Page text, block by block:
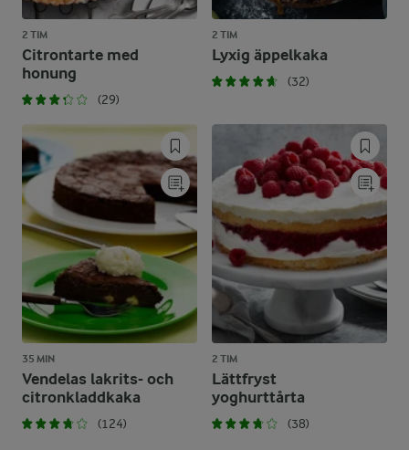
2 TIM
Citrontarte med
honung
(29)
2 TIM
Lyxig äppelkaka
(32)
35 MIN
Vendelas lakrits- och
citronkladdkaka
(124)
2 TIM
Lättfryst
yoghurttårta
(38)